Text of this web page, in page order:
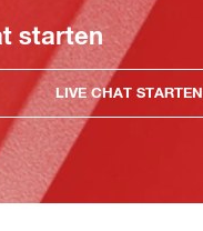
starten
LIVE CHAT STARTEN